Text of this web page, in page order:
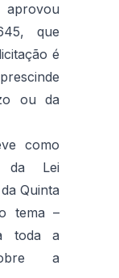
que
é
ou da
como
da Lei
Quinta
tema –
toda a
a